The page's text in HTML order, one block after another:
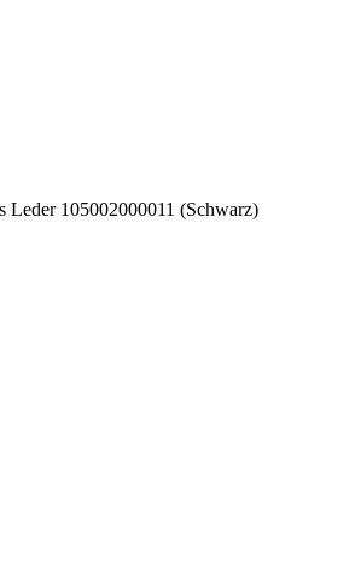
Leder 105002000011 (Schwarz)